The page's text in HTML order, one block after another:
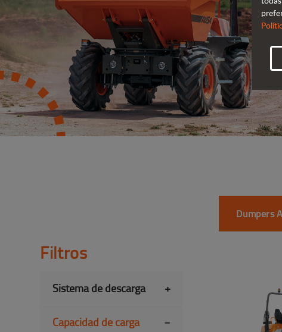
Filtros
Sistema de descarga +
Capacidad de carga -
Dumpers